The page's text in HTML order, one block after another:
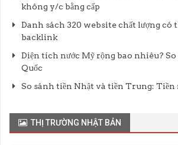
không y/c bằng cấp
Danh sách 320 website chất lượng có
backlink
Diện tích nước Mỹ rộng bao nhiêu?
Quốc
So sánh tiền Nhật và tiền Trung: Tiền
THỊ TRƯỜNG NHẬT BẢN